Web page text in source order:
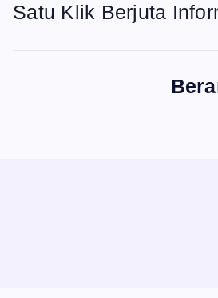
Satu Klik Berjuta